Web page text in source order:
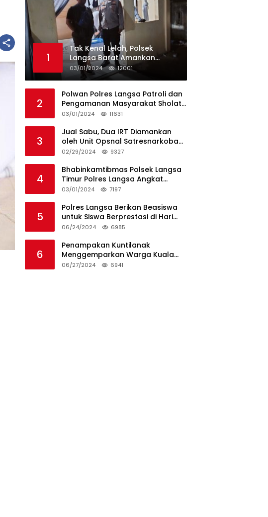
1
Tak Kenal Lelah, Polsek
Langsa Barat Amankan
Rekapitulasi Selama12 Hari di
Kecamatan Baro
03/01/2024 12001
2
Polwan Polres Langsa Patroli dan
Pengamanan Masyarakat Sholat
Jumat
03/01/2024 11631
3
Jual Sabu, Dua IRT Diamankan
oleh Unit Opsnal Satresnarkoba
Polres Langsa
02/29/2024 9327
4
Bhabinkamtibmas Polsek Langsa
Timur Polres Langsa Angkat
Kerenda Bantu Prosesi
03/01/2024 7197
5
Polres Langsa Berikan Beasiswa
untuk Siswa Berprestasi di Hari
Bhayangkara ke-78
06/24/2024 6985
6
Penampakan Kuntilanak
Menggemparkan Warga Kuala
Langsa dan Btn Sungai Pauh
06/27/2024 6941